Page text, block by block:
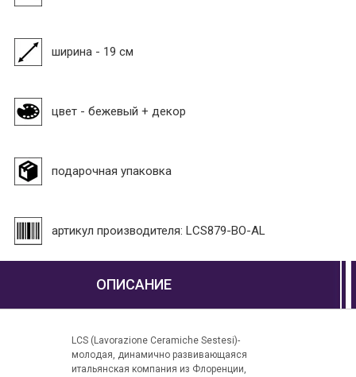
ширина - 19 см
цвет - бежевый + декор
подарочная упаковка
артикул производителя: LCS879-BO-AL
ОПИСАНИЕ
LCS (Lavorazione Ceramiche Sestesi)-
молодая, динамично развивающаяся
итальянская компания из Флоренции,